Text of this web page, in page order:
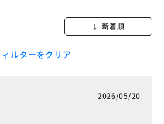
新着順
ィルターをクリア
2026/05/20